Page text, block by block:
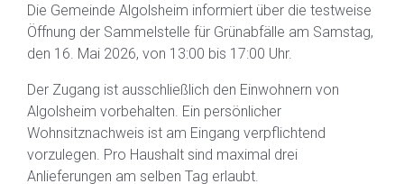
Die Gemeinde Algolsheim informiert über die testweise
Öffnung der Sammelstelle für Grünabfälle am Samstag,
den 16. Mai 2026, von 13:00 bis 17:00 Uhr.
Der Zugang ist ausschließlich den Einwohnern von
Algolsheim vorbehalten. Ein persönlicher
Wohnsitznachweis ist am Eingang verpflichtend
vorzulegen. Pro Haushalt sind maximal drei
Anlieferungen am selben Tag erlaubt.